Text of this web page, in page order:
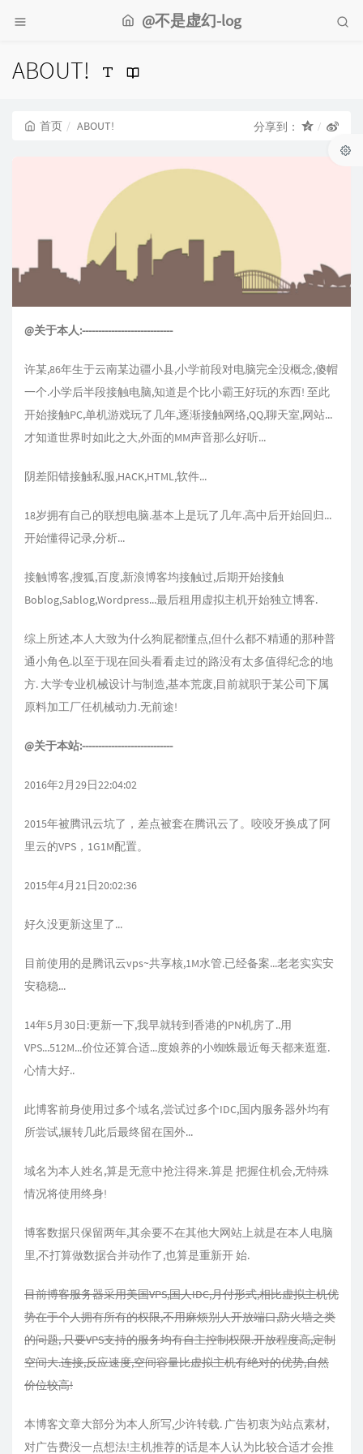
@不是虚幻-log
ABOUT!
首页 ABOUT! 分享到：
@关于本人:----------------------------
许某,86年生于云南某边疆小县,小学前段对电脑完全没概念,傻帽
一个.小学后半段接触电脑,知道是个比小霸王好玩的东西! 至此
开始接触PC,单机游戏玩了几年,逐渐接触网络,QQ,聊天室,网站...
才知道世界时如此之大,外面的MM声音那么好听...
阴差阳错接触私服,HACK,HTML,软件...
18岁拥有自己的联想电脑.基本上是玩了几年.高中后开始回归...
开始懂得记录,分析...
接触博客,搜狐,百度,新浪博客均接触过,后期开始接触
Boblog,Sablog,Wordpress...最后租用虚拟主机开始独立博客.
综上所述,本人大致为什么狗屁都懂点,但什么都不精通的那种普
通小角色.以至于现在回头看看走过的路没有太多值得纪念的地
方. 大学专业机械设计与制造,基本荒废,目前就职于某公司下属
原料加工厂任机械动力.无前途!
@关于本站:----------------------------
2016年2月29日22:04:02
2015年被腾讯云坑了，差点被套在腾讯云了。咬咬牙换成了阿
里云的VPS，1G1M配置。
2015年4月21日20:02:36
好久没更新这里了...
目前使用的是腾讯云vps~共享核,1M水管.已经备案...老老实实安
安稳稳...
14年5月30日:更新一下,我早就转到香港的PN机房了..用
VPS...512M...价位还算合适...度娘养的小蜘蛛最近每天都来逛逛.
心情大好..
此博客前身使用过多个域名,尝试过多个IDC,国内服务器外均有
所尝试,辗转几此后最终留在国外...
域名为本人姓名,算是无意中抢注得来.算是 把握住机会,无特殊
情况将使用终身!
博客数据只保留两年,其余要不在其他大网站上就是在本人电脑
里,不打算做数据合并动作了,也算是重新开 始.
目前博客服务器采用美国VPS,国人IDC,月付形式,相比虚拟主机优
势在于个人拥有所有的权限,不用麻烦别人开放端口,防火墙之类
的问题, 只要VPS支持的服务均有自主控制权限.开放程度高,定制
空间大.连接,反应速度,空间容量比虚拟主机有绝对的优势,自然
价位较高!
本博客文章大部分为本人所写,少许转载. 广告初衷为站点素材,
对广告费没一点想法!主机推荐的话是本人认为比较合适才会推